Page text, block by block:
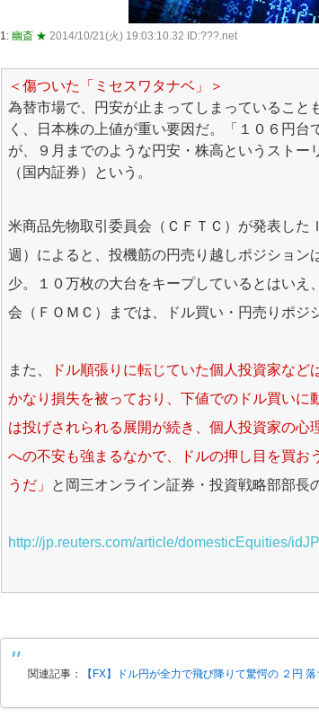
1: 幽斎 ★ 2014/10/21(火) 19:03:10.32 ID:???.net
＜傷ついた「ミセスワタナベ」＞
為替市場で、円安が止まってしまっていること
く、日本株の上値が重い要因だ。「１０６円台
が、９月までのような円安・株高というストー
（国内証券）という。
米商品先物取引委員会（ＣＦＴＣ）が発表した
週）によると、投機筋の円売り越しポジション
少。１０万枚の大台をキープしているとはいえ
会（ＦＯＭＣ）までは、ドル買い・円売りポジ
また、
ドル順張りに転じていた個人投資家など
かなり損失を被っており、下値でのドル買いに
は投げされられる展開が続き、個人投資家の心
への不安も強まるなかで、ドルの押し目を買お
うだ」
と岡三オンライン証券・投資戦略部部長
http://jp.reuters.com/article/domesticEquities/
関連記事： 【FX】ドル円が全力で飛び降りて驚愕の ２円